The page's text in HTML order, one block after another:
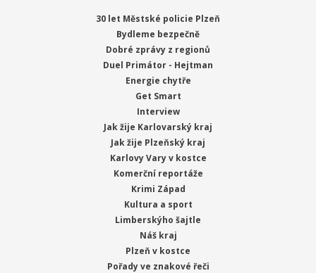
30 let Městské policie Plzeň
Bydleme bezpečně
Dobré zprávy z regionů
Duel Primátor - Hejtman
Energie chytře
Get Smart
Interview
Jak žije Karlovarský kraj
Jak žije Plzeňský kraj
Karlovy Vary v kostce
Komerční reportáže
Krimi Západ
Kultura a sport
Limberskýho šajtle
Náš kraj
Plzeň v kostce
Pořady ve znakové řeči